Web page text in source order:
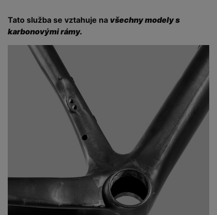
Tato služba se vztahuje na všechny modely s
karbonovými rámy.